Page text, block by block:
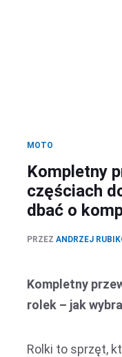
MOTO
Kompletny
częściach
dbać o
PRZEZ ANDRZEJ
Kompletny
rolek – jak
Rolki to sprzęt,